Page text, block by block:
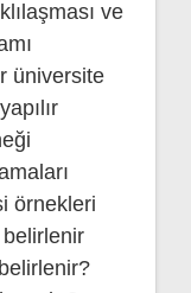
ve
üniversite
örnekleri
belirlenir